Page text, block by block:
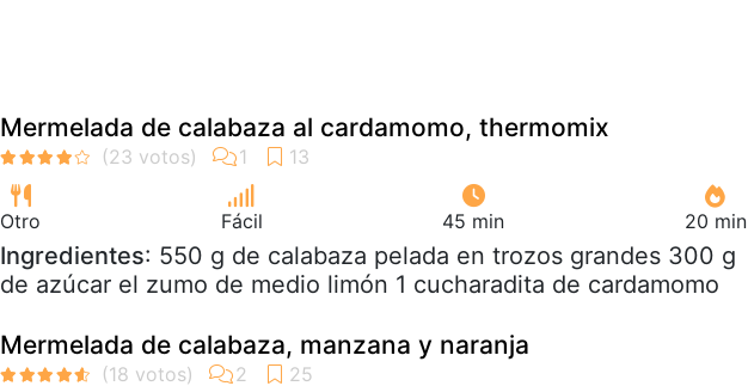
Mermelada de calabaza al cardamomo, thermomix
Otro Fácil 45 min 20 min
Ingredientes: 550 g de calabaza pelada en trozos grandes 300 g
de azúcar el zumo de medio limón 1 cucharadita de cardamomo
Mermelada de calabaza, manzana y naranja